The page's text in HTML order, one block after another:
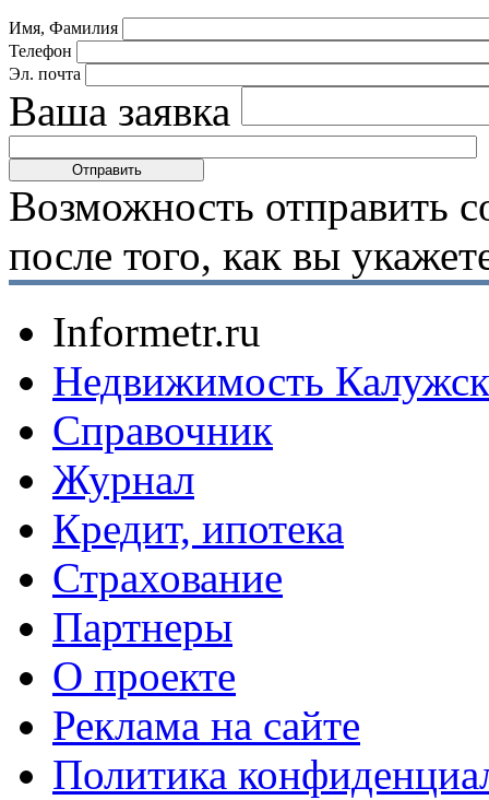
Имя, Фамилия
Телефон
Эл. почта
Ваша заявка
Возможность отправить
после того, как вы
Informetr.ru
Недвижимость
Справочник
Журнал
Кредит, ипотека
Страхование
Партнеры
O проекте
Реклама на сайте
Политика